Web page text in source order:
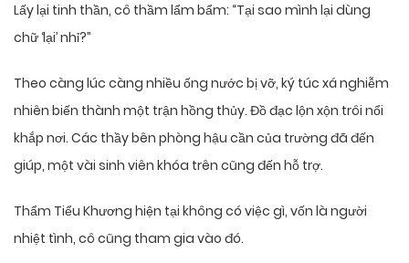
Lấy lại tinh thần, cô thầm lẩm bẩm: “Tại sao mình lại dùng
chữ ‘lại’ nhỉ?”
Theo càng lúc càng nhiều ống nước bị vỡ, ký túc xá nghiễm
nhiên biến thành một trận hồng thủy. Đồ đạc lộn xộn trôi nổi
khắp nơi. Các thầy bên phòng hậu cần của trường đã đến
giúp, một vài sinh viên khóa trên cũng đến hỗ trợ.
Thẩm Tiểu Khương hiện tại không có việc gì, vốn là người
nhiệt tình, cô cũng tham gia vào đó.